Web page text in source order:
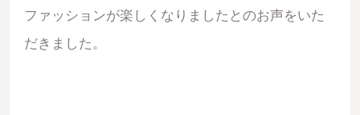
ファッションが楽しくなりましたとのお声をいた
だきました。